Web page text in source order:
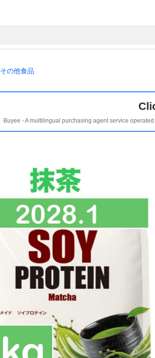
その他食品
Buyee - A multilingual purchasing agent service